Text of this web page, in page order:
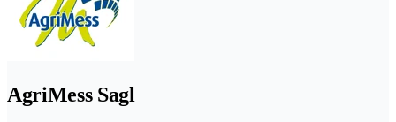
AgriMess Sagl